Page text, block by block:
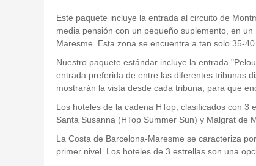
Este paquete incluye la entrada al circuito de
media pensión con un pequeño suplemento, en
Maresme. Esta zona se encuentra a tan solo 35-
Nuestro paquete estándar incluye la entrada
entrada preferida de entre las diferentes tribunas
mostrarán la vista desde cada tribuna, para que
Los hoteles de la cadena HTop, clasificados con 3
Santa Susanna (HTop Summer Sun) y Malgrat de
La Costa de Barcelona-Maresme se caracteriza
primer nivel. Los hoteles de 3 estrellas son una